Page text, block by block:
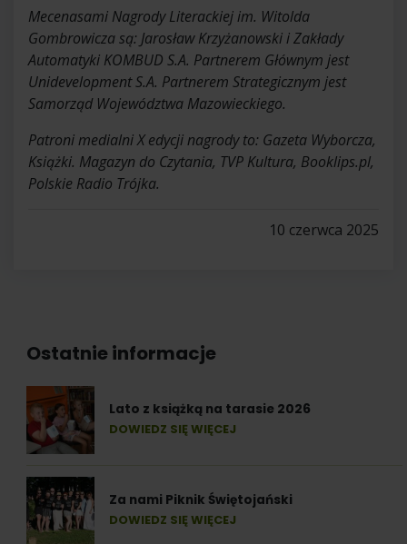
Mecenasami Nagrody Literackiej im. Witolda
Gombrowicza są: Jarosław Krzyżanowski i Zakłady
Automatyki KOMBUD S.A. Partnerem Głównym jest
Unidevelopment S.A. Partnerem Strategicznym jest
Samorząd Województwa Mazowieckiego.
Patroni medialni X edycji nagrody to: Gazeta Wyborcza,
Książki. Magazyn do Czytania, TVP Kultura, Booklips.pl,
Polskie Radio Trójka.
10 czerwca 2025
Ostatnie informacje
Lato z książką na tarasie 2026
DOWIEDZ SIĘ WIĘCEJ
Za nami Piknik Świętojański
DOWIEDZ SIĘ WIĘCEJ